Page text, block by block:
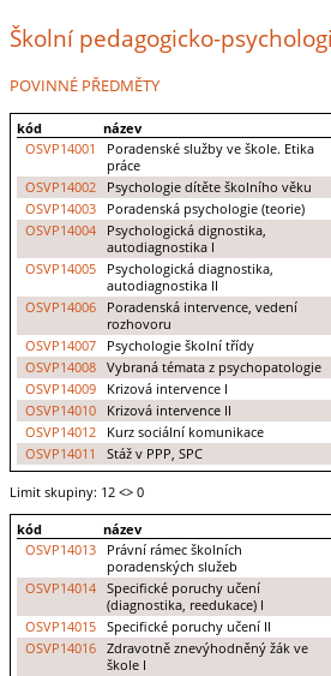
Školní pedagogicko-
POVINNÉ PŘEDMĚTY
kód název
OSVP14001
Poradenské služby ve škole. Etika
práce
OSVP14002 Psychologie dítěte školního věku
OSVP14003
Poradenská psychologie (teorie)
OSVP14004
Psychologická dignostika,
autodiagnostika I
OSVP14005
Psychologická diagnostika,
autodiagnostika II
OSVP14006
Poradenská intervence, vedení
rozhovoru
OSVP14007 Psychologie školní třídy
OSVP14008
Vybraná témata z psychopatologie
OSVP14009
Krizová intervence I
OSVP14010
Krizová intervence II
OSVP14012
Kurz sociální komunikace
OSVP14011
Stáž v PPP, SPC
Limit skupiny: 12 <> 0
kód název
OSVP14013
Právní rámec školních
poradenských služeb
OSVP14014
Specifické poruchy učení
(diagnostika, reedukace) I
OSVP14015 Specifické poruchy učení II
OSVP14016
Zdravotně znevýhodněný žák ve
škole I